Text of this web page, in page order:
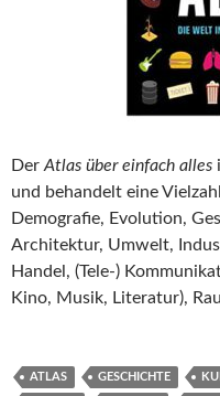
Der Atlas über einfach alles
und behandelt eine
Demografie, Evolution,
Architektur, Umwelt,
Handel, (Tele-)
Kino, Musik, Literatur),
ATLAS GESCHICHTE